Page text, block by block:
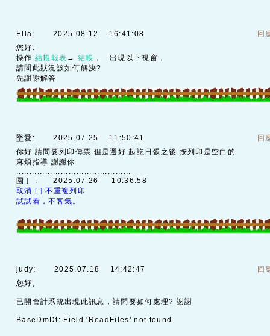
Ella: 2025.08.12 16:41:08
回
您好:
操作 結帳報表 →結帳 ， 出現以下視窗，
請問此狀況該如何解決?
先謝謝解答
墜愛:2025.07.25 11:50:41
回
你好 請問要列印傳票 但是選好 起訖日張之後 按列印是空白的
麻煩指導 謝謝你
............................................
園丁 :2025.07.26 10:36:58
取消 [ ] 不重複列印
試試看，不客氣。
judy: 2025.07.18 14:42:47
回
您好,
已開會計系統出現此訊息，請問要如何處理? 謝謝
BaseDmDt: Field 'ReadFiles' not found.